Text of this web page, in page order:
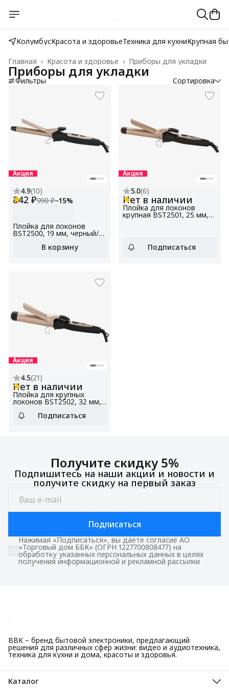
КолумбусКрасота и здоровьеТехника для кухниКрупная
Приборы для укладки
Красота и здоровье ›
Главная ›
Приборы для укладки
Фильтры Сортировка
Акция
4.9(10)
842 ₽990 ₽−15%
Плойка для локонов
BST2500, 19 мм, черный/
шампань, керамическое
покрытиеВ корзину
Акция
5.0(6)
Нет в наличии
Плойка для локонов
крупная BST2501, 25 мм,
керамическое покрытие,
Подписаться
Акция
4.5(21)
Нет в наличии
Плойка для крупных
локонов BST2502, 32 мм,
керамическое покрытие,
голливудская укладка
Подписаться
Получите скидку 5%
Подпишитесь на наши акции и новости и
получите скидку на первый заказ
Подписаться
Нажимая «Подписаться», вы даете согласие АО
«Торговый дом ББК» (ОГРН 1227700808477) на
обработку указанных персональных данных в целях
получения информационной и рекламной рассылки
BBK – бренд бытовой электроники, предлагающий
решения для различных сфер жизни: видео и аудиотехника,
техника для кухни и дома, красоты и здоровья.
Каталог